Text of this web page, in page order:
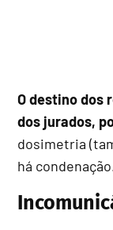
O destino dos
dos jurados,
dosimetria
há